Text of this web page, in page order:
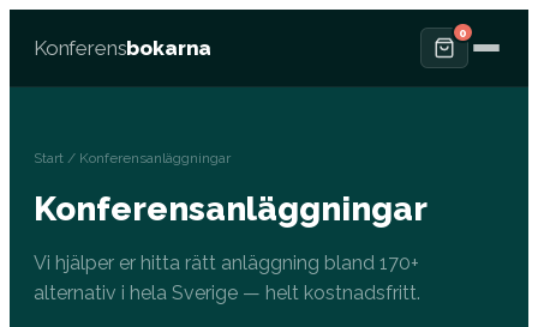
Konferensbokarna
0
Start / Konferensanläggningar
Konferensanläggningar
Vi hjälper er hitta rätt anläggning bland 170+
alternativ i hela Sverige — helt kostnadsfritt.